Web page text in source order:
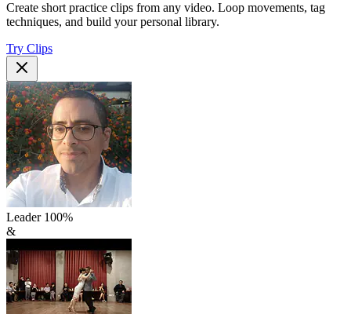
Create short practice clips from any video. Loop movements, tag
techniques, and build your personal library.
Try Clips
Leader 100%
&